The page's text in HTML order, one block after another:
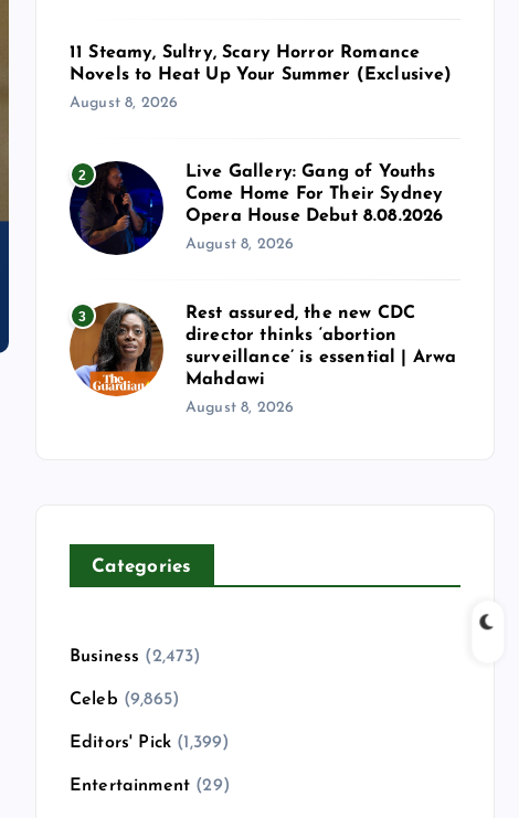
11 Steamy, Sultry, Scary Horror Romance
Novels to Heat Up Your Summer (Exclusive)
August 8, 2026
2
Live Gallery: Gang of Youths
Come Home For Their Sydney
Opera House Debut 8.08.2026
August 8, 2026
3
Rest assured, the new CDC
director thinks ‘abortion
surveillance’ is essential | Arwa
Mahdawi
August 8, 2026
Categories
Business (2,473)
Celeb (9,865)
Editors' Pick (1,399)
Entertainment (29)